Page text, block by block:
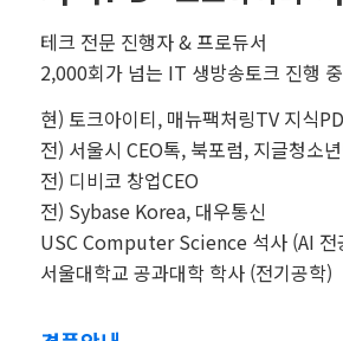
테크 전문 진행자 & 프로듀서
2,000회가 넘는 IT 생방송토크 진행 중
현) 토크아이티, 매뉴팩처링TV 지식
전) 서울시 CEO톡, 북포럼, 지글청소
전) 디비코 창업CEO
전) Sybase Korea, 대우통신
USC Computer Science 석사 (AI 전
서울대학교 공과대학 학사 (전기공학)